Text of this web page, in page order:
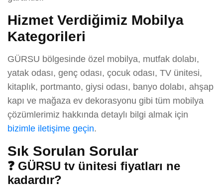
Hizmet Verdiğimiz Mobilya
Kategorileri
GÜRSU bölgesinde özel mobilya, mutfak dolabı,
yatak odası, genç odası, çocuk odası, TV ünitesi,
kitaplık, portmanto, giysi odası, banyo dolabı, ahşap
kapı ve mağaza ev dekorasyonu gibi tüm mobilya
çözümlerimiz hakkında detaylı bilgi almak için
bizimle iletişime geçin.
Sık Sorulan Sorular
❓ GÜRSU tv ünitesi fiyatları ne
kadardır?